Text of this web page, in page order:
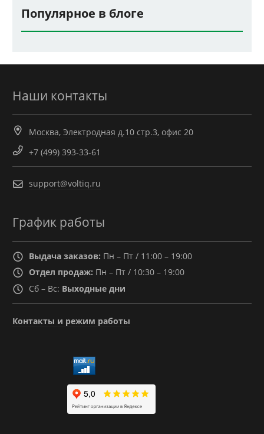
Популярное в блоге
Наши контакты
Москва, Электродная д.10 стр.3, офис 20
+7 (499) 393-33-61
support@voltiq.ru
График работы
Выдача заказов: Пн – Пт / 11:00 – 19:00
Отдел продаж: Пн – Пт / 10:30 – 19:00
Сб – Вс: Выходные дни
Контакты и режим работы